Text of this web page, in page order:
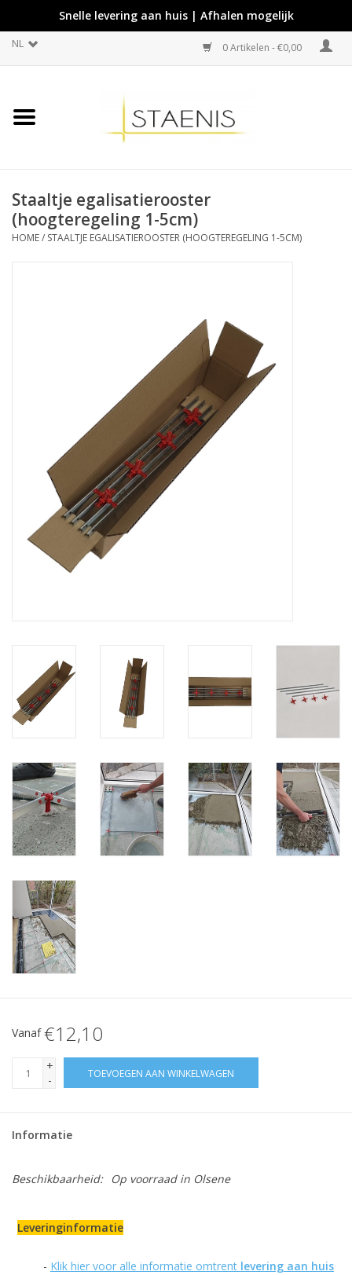
Snelle levering aan huis | Afhalen mogelijk
NL 0 Artikelen - €0,00
Staaltje egalisatierooster
(hoogteregeling 1-5cm)
HOME/ STAALTJE EGALISATIEROOSTER (HOOGTEREGELING 1-5CM)
Vanaf€12,10
+
-
TOEVOEGEN AAN WINKELWAGEN
Informatie
Beschikbaarheid: Op voorraad in Olsene
Leveringinformatie
- Klik hier voor alle informatie omtrent levering aan huis